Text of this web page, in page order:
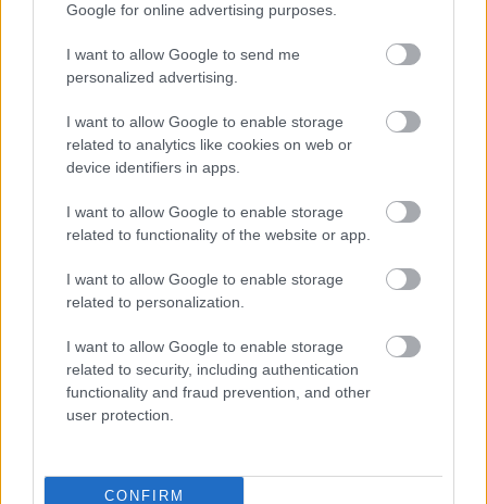
Google for online advertising purposes.
I want to allow Google to send me
personalized advertising.
I want to allow Google to enable storage
related to analytics like cookies on web or
device identifiers in apps.
I want to allow Google to enable storage
related to functionality of the website or app.
I want to allow Google to enable storage
related to personalization.
I want to allow Google to enable storage
related to security, including authentication
functionality and fraud prevention, and other
user protection.
CONFIRM
Sorozatunk címe Hésziodosz Munkák és napok című
művére utal. Az ókori szerző a földműves kitartó,
gondos munkáját jelenítette meg. Könyvtárunk
kutató munkatársai ehhez hasonló szorgalommal
tárják fel a gyűjtemények mélyén rejlő kincseket.
Ezekből a folyamatos feldolgozó munka nyomán